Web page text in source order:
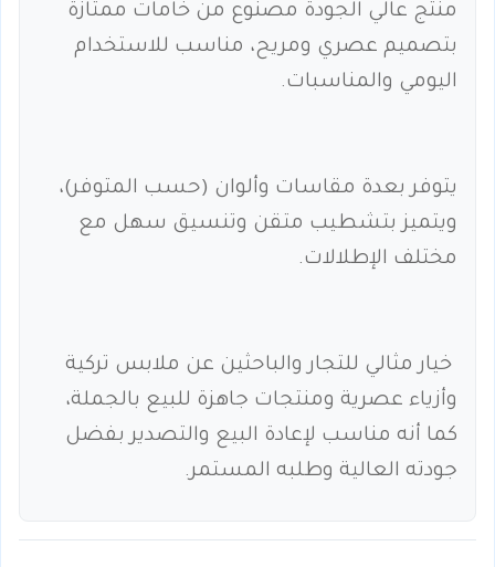
منتج عالي الجودة مصنوع من خامات ممتازة
بتصميم عصري ومريح، مناسب للاستخدام
اليومي والمناسبات.
يتوفر بعدة مقاسات وألوان (حسب المتوفر)،
ويتميز بتشطيب متقن وتنسيق سهل مع
مختلف الإطلالات.
خيار مثالي للتجار والباحثين عن ملابس تركية
وأزياء عصرية ومنتجات جاهزة للبيع بالجملة،
كما أنه مناسب لإعادة البيع والتصدير بفضل
جودته العالية وطلبه المستمر.